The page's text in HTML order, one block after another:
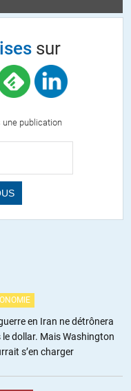
inaltérables et les
je ne juge pas sur le
du pays . acheter
morceau de la richesse du
de haut niveau de …. 45
mais a une maladie
sur
une publication
en Iran ne détrônera
le dollar. Mais Washington
s’en charger